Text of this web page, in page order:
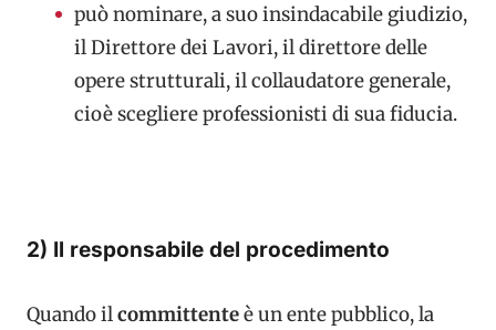
può nominare, a suo insindacabile giudizio,
il Direttore dei Lavori, il direttore delle
opere strutturali, il collaudatore generale,
cioè scegliere professionisti di sua fiducia.
2) Il responsabile del procedimento
Quando ilcommittenteè un ente pubblico, la